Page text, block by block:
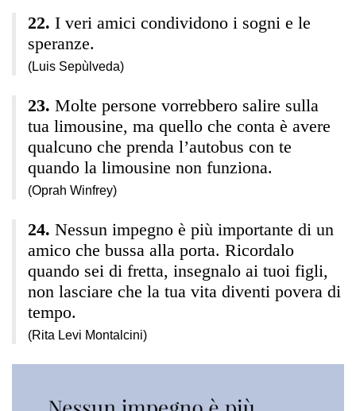
I veri amici condividono i sogni e le
speranze.
(Luis Sepùlveda)
Molte persone vorrebbero salire sulla
tua limousine, ma quello che conta è avere
qualcuno che prenda l’autobus con te
quando la limousine non funziona.
(Oprah Winfrey)
Nessun impegno è più importante di un
amico che bussa alla porta. Ricordalo
quando sei di fretta, insegnalo ai tuoi figli,
non lasciare che la tua vita diventi povera di
tempo.
(Rita Levi Montalcini)